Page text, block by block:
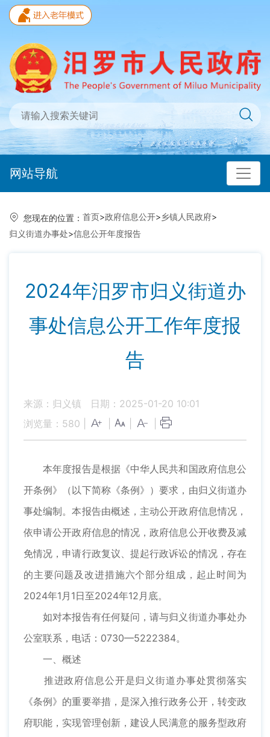
网站导航
您现在的位置： 首页>政府信息公开>乡镇人民政府>
归义街道办事处>信息公开年度报告
2024年汨罗市归义街道办
事处信息公开工作年度报
告
来源：归义镇
日期：2025-01-20 10:01
浏览量： 580
本年度报告是根据《中华人民共和国政府信息公
开条例》（以下简称《条例》）要求，由归义街道办
事处编制。本报告由概述，主动公开政府信息情况，
依申请公开政府信息的情况，政府信息公开收费及减
免情况，申请行政复议、提起行政诉讼的情况，存在
的主要问题及改进措施六个部分组成，起止时间为
2024年1月1日至2024年12月底。
如对本报告有任何疑问，请与归义街道办事处办
公室联系，电话：0730—5222384。
一、概述
推进政府信息公开是归义街道办事处贯彻落实
《条例》的重要举措，是深入推行政务公开，转变政
府职能，实现管理创新，建设人民满意的服务型政府